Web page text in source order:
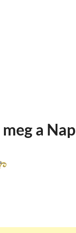
a Nap